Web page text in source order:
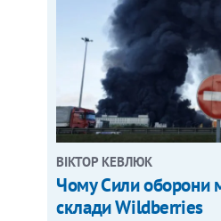
ВІКТОР КЕВЛЮК
Чому Сили оборони
склади Wildberries